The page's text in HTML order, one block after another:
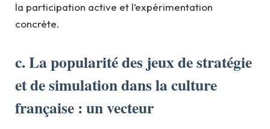
la participation active et l’expérimentation
concrète.
c. La popularité des jeux de stratégie
et de simulation dans la culture
française : un vecteur